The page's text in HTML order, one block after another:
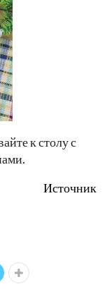
к столу с
Источник